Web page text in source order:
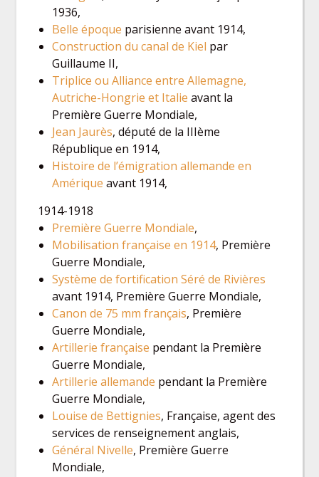
1936,
Belle époque parisienne avant 1914,
Construction du canal de Kiel par
Guillaume II,
Triplice ou Alliance entre Allemagne,
Autriche-Hongrie et Italie avant la
Première Guerre Mondiale,
Jean Jaurès, député de la IIIème
République en 1914,
Histoire de l’émigration allemande en
Amérique avant 1914,
1914-1918
Première Guerre Mondiale,
Mobilisation française en 1914, Première
Guerre Mondiale,
Système de fortification Séré de Rivières
avant 1914, Première Guerre Mondiale,
Canon de 75 mm français, Première
Guerre Mondiale,
Artillerie française pendant la Première
Guerre Mondiale,
Artillerie allemande pendant la Première
Guerre Mondiale,
Louise de Bettignies, Française, agent des
services de renseignement anglais,
Général Nivelle, Première Guerre
Mondiale,